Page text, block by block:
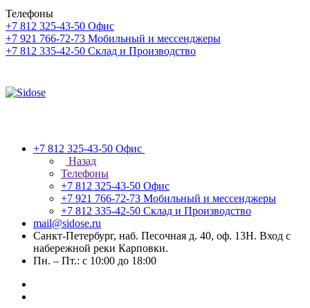
Телефоны
+7 812 325-43-50 Офис
+7 921 766-72-73 Мобильный и мессенджеры
+7 812 335-42-50 Склад и Производство
+7 812 325-43-50 Офис
Назад
Телефоны
+7 812 325-43-50 Офис
+7 921 766-72-73 Мобильный и мессенджеры
+7 812 335-42-50 Склад и Производство
mail@sidose.ru
Санкт-Петербург, наб. Песочная д. 40, оф. 13Н. Вход с
набережной реки Карповки.
Пн. – Пт.: с 10:00 до 18:00